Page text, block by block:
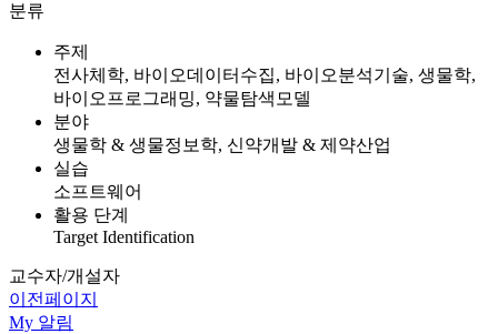
분류
주제
전사체학, 바이오데이터수집, 바이오분석기술, 생물학,
바이오프로그래밍, 약물탐색모델
분야
생물학 & 생물정보학, 신약개발 & 제약산업
실습
소프트웨어
활용 단계
Target Identification
교수자/개설자
이전페이지
My 알림